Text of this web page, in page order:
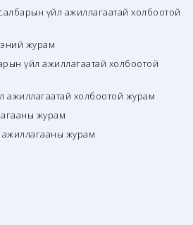
үйл ажиллагаатай холбоотой
журам
үйл ажиллагаатай холбоотой
ажиллагаатай холбоотой журам
журам
ажиллагааны журам